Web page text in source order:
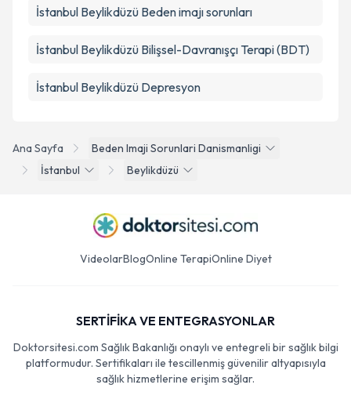
Ana Sayfa
Beden Imaji Sorunlari Danismanligi
İstanbul
Beylikdüzü
İstanbul Beylikdüzü Beden imajı sorunları
İstanbul Beylikdüzü Bilişsel-Davranışçı Terapi (BDT)
İstanbul Beylikdüzü Depresyon
VideolarBlogOnline TerapiOnline Diyet
SERTİFİKA VE ENTEGRASYONLAR
Doktorsitesi.com Sağlık Bakanlığı onaylı ve entegreli bir sağlık bilgi
platformudur. Sertifikaları ile tescillenmiş güvenilir altyapısıyla
sağlık hizmetlerine erişim sağlar.